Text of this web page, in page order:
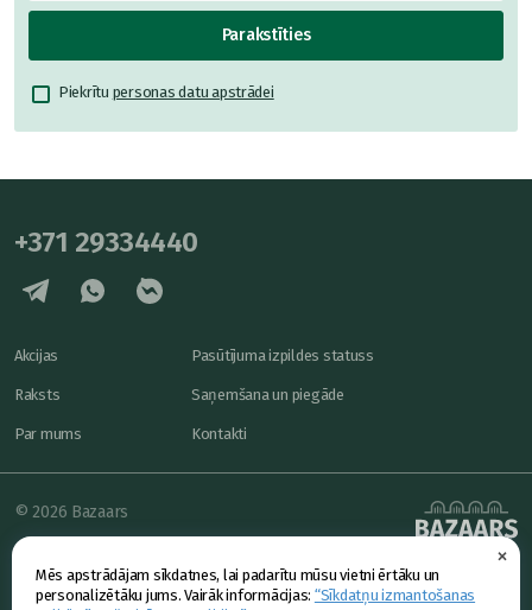
×
Mēs apstrādājam sīkdatnes, lai padarītu mūsu vietni ērtāku un
personalizētāku jums. Vairāk informācijas: “Sīkdatņu izmantošanas
Parakstīties
Piekrītu personas datu apstrādei
+371 29334440
Akcijas
Raksts
Par mums
Pasūtījuma izpildes statuss
Saņemšana un piegāde
Kontakti
powered by
© 2026 Bazaars
Konfidencialitāte
Piedāvājums